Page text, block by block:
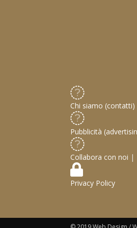
Chi siamo (contatti)
Pubblicità
Collabora con noi |
Privacy Policy